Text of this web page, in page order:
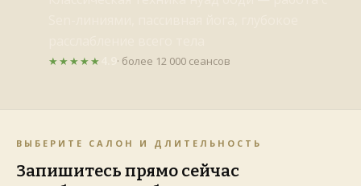
★★★★★ · более 12 000 сеансов
ВЫБЕРИТЕ САЛОН И ДЛИТЕЛЬНОСТЬ
Запишитесь прямо сейчас